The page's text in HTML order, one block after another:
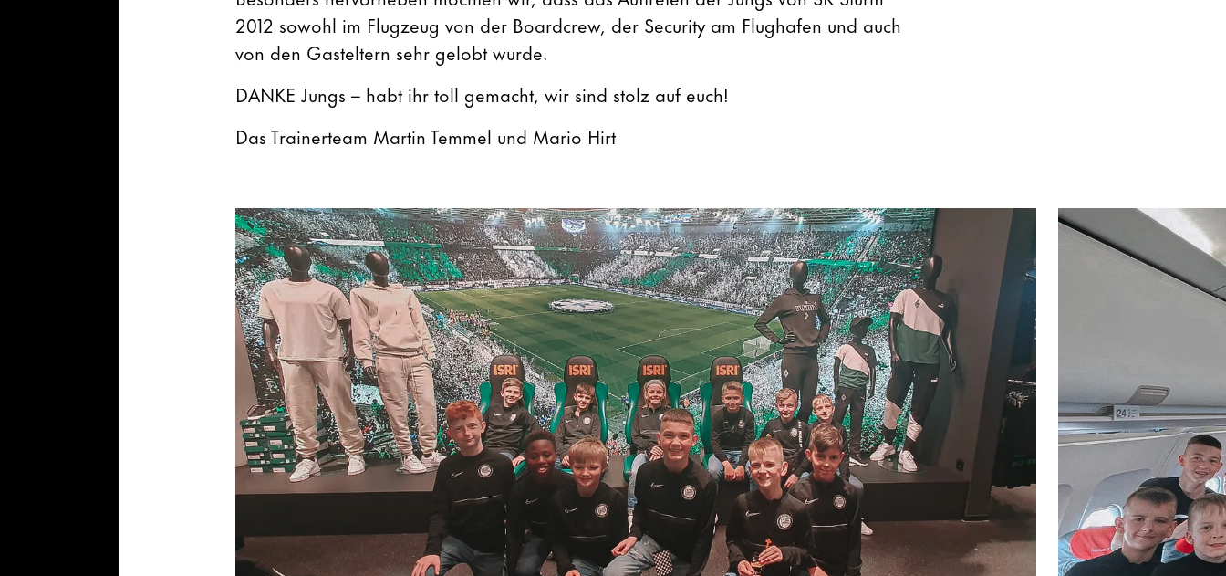
2012 sowohl im Flugzeug von der Boardcrew, der Security am Flughafen und auch
von den Gasteltern sehr gelobt wurde.
DANKE Jungs – habt ihr toll gemacht, wir sind stolz auf euch!
Das Trainerteam Martin Temmel und Mario Hirt